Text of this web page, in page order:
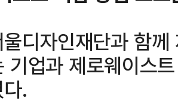
디자인재단과 함
기업과 제로웨이스
.